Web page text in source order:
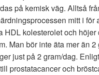
på kemisk väg. Alltså
mitt i för
HDL kolesterolet och
Man bör inte äta mer än
just på 2 gram/dag.
prostatacancer och